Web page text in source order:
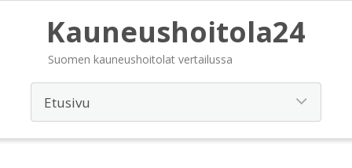
Kauneushoitola24
Suomen kauneushoitolat vertailussa